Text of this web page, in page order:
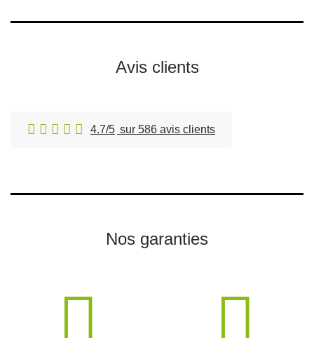
Avis clients
4.7/5 sur 586 avis clients
Nos garanties